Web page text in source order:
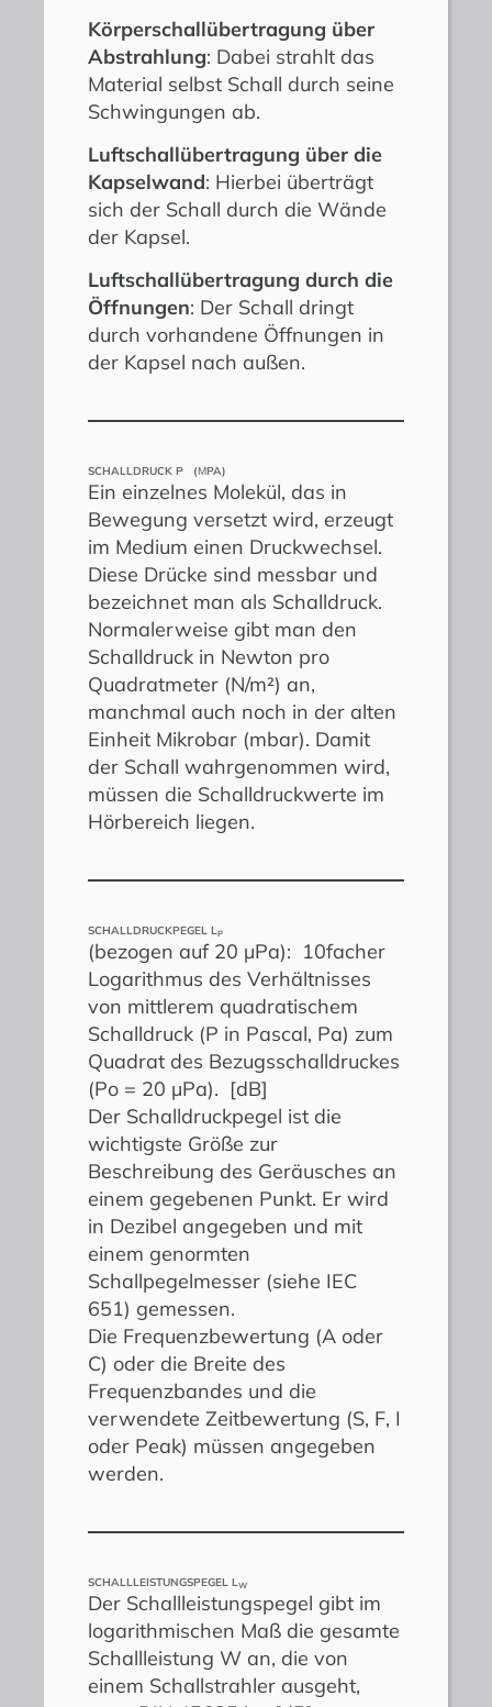
Körperschallübertragung über
Abstrahlung: Dabei strahlt das
Material selbst Schall durch seine
Schwingungen ab.
Luftschallübertragung über die
Kapselwand: Hierbei überträgt
sich der Schall durch die Wände
der Kapsel.
Luftschallübertragung durch die
Öffnungen: Der Schall dringt
durch vorhandene Öffnungen in
der Kapsel nach außen.
SCHALLDRUCK P (ΜPA)
Ein einzelnes Molekül, das in
Bewegung versetzt wird, erzeugt
im Medium einen Druckwechsel.
Diese Drücke sind messbar und
bezeichnet man als Schalldruck.
Normalerweise gibt man den
Schalldruck in Newton pro
Quadratmeter (N/m²) an,
manchmal auch noch in der alten
Einheit Mikrobar (mbar). Damit
der Schall wahrgenommen wird,
müssen die Schalldruckwerte im
Hörbereich liegen.
SCHALLDRUCKPEGEL LP
(bezogen auf 20 µPa): 10facher
Logarithmus des Verhältnisses
von mittlerem quadratischem
Schalldruck (P in Pascal, Pa) zum
Quadrat des Bezugsschalldruckes
(Po = 20 µPa). [dB]
Der Schalldruckpegel ist die
wichtigste Größe zur
Beschreibung des Geräusches an
einem gegebenen Punkt. Er wird
in Dezibel angegeben und mit
einem genormten
Schallpegelmesser (siehe IEC
651) gemessen.
Die Frequenzbewertung (A oder
C) oder die Breite des
Frequenzbandes und die
verwendete Zeitbewertung (S, F, I
oder Peak) müssen angegeben
werden.
SCHALLLEISTUNGSPEGEL LW
Der Schallleistungspegel gibt im
logarithmischen Maß die gesamte
Schallleistung W an, die von
einem Schallstrahler ausgeht,